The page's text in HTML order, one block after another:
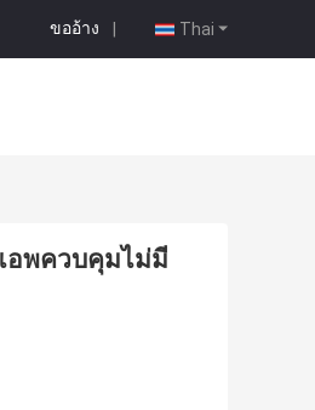
Thai
ขออ้าง |
อพควบคุมไม่มี